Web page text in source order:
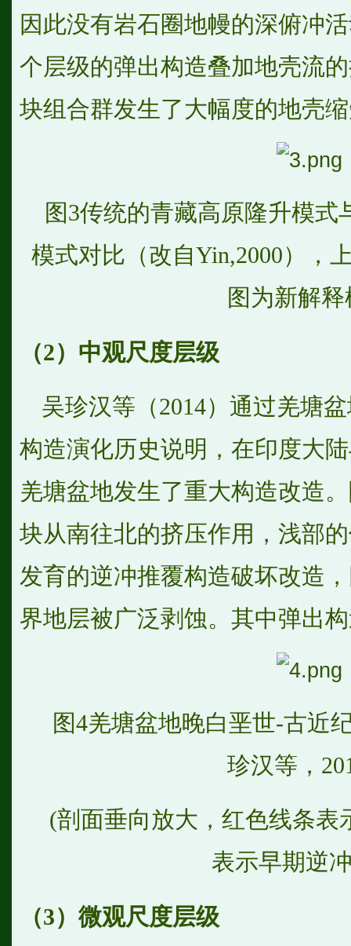
因此没有岩石圈地幔的深俯冲
个层级的弹出构造叠加地壳流
块组合群发生了大幅度的地壳
图3传统的青藏高原隆升模
模式对比（改自Yin,2000），
图为新解
（2）中观尺度层级
吴珍汉等（2014）通过羌塘
构造演化历史说明，在印度大
羌塘盆地发生了重大构造改造
块从南往北的挤压作用，浅部
发育的逆冲推覆构造破坏改造
界地层被广泛剥蚀。其中弹出
图4羌塘盆地晚白垩世-古近
珍汉等，
(剖面垂向放大，红色线条表
表示早期逆
（3）微观尺度层级